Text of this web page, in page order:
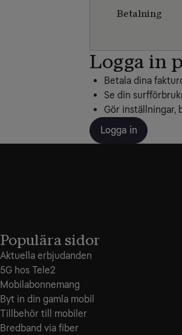
Betalning
Logga in
Betala dina
Se din
Gör inställningar,
Logga in
Populära sidor
Aktuella erbjudanden
5G hos Tele2
Mobilabonnemang
Byt in din gamla mobil
Tillbehör till mobiler
Bredband via fiber